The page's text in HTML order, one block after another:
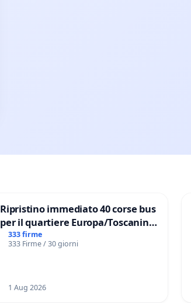
Ripristino immediato 40 corse bus
per il quartiere Europa/Toscanini
di Aprilia
333 firme
333 Firme / 30 giorni
1 Aug 2026